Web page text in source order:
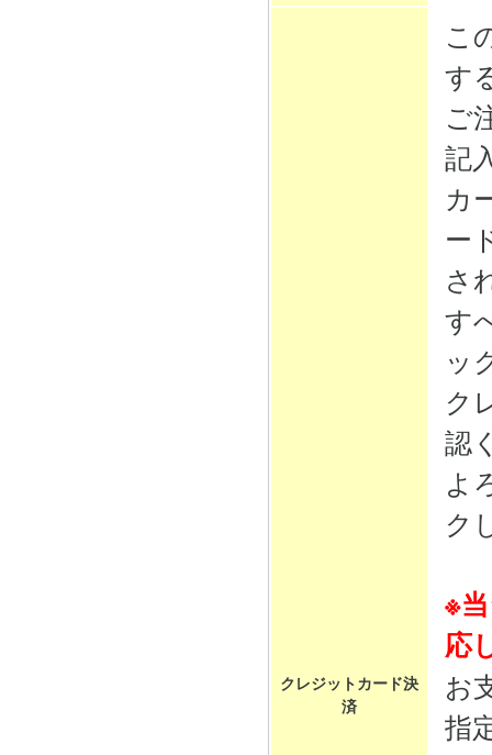
クレジットカード決
済
こ
す
ご
記
カ
ー
さ
す
ッ
ク
認
よ
ク
※
応
お
指